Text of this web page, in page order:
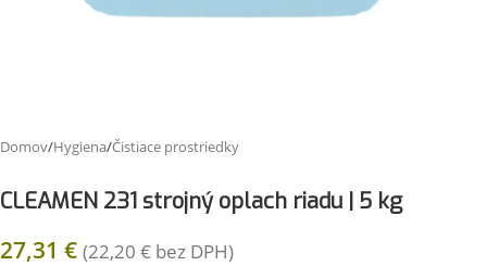
Domov/Hygiena/Čistiace prostriedky
CLEAMEN 231 strojný oplach riadu | 5 kg
27,31 € (22,20 € bez DPH)